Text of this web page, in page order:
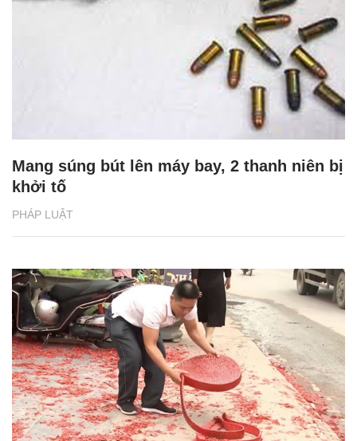
PHÁP LUẬT
Mang súng bút lên máy bay, 2 thanh niên bị
khởi tố